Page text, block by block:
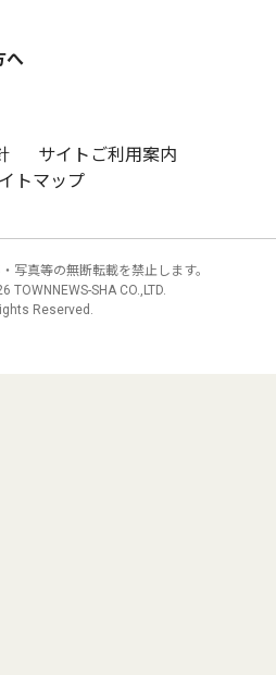
へ
サイトご利用案内
トマップ
写真等の無断転載を禁止します。
TOWNNEWS-SHA CO.,LTD.
Reserved.